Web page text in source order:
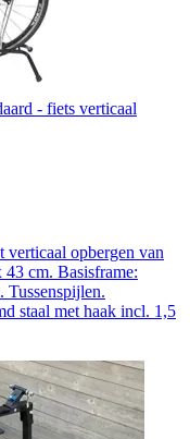
- fiets verticaal
verticaal opbergen van
43 cm. Basisframe:
Tussenspijlen.
staal met haak incl. 1,5